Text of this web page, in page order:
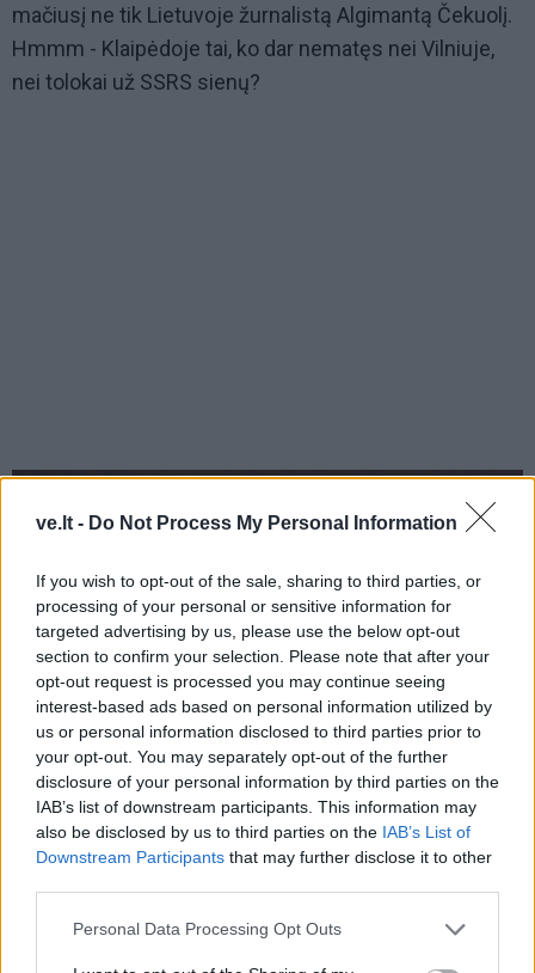
ve.lt - Do Not Process My Personal Information
If you wish to opt-out of the sale, sharing to third parties, or
processing of your personal or sensitive information for
targeted advertising by us, please use the below opt-out
section to confirm your selection. Please note that after your
opt-out request is processed you may continue seeing
interest-based ads based on personal information utilized by
us or personal information disclosed to third parties prior to
your opt-out. You may separately opt-out of the further
disclosure of your personal information by third parties on the
IAB’s list of downstream participants. This information may
also be disclosed by us to third parties on the IAB’s List of
Downstream Participants that may further disclose it to other
Personal Data Processing Opt Outs
mačiusį ne tik Lietuvoje žurnalistą Algimantą Čekuolį.
Hmmm - Klaipėdoje tai, ko dar nematęs nei Vilniuje,
nei tolokai už SSRS sienų?